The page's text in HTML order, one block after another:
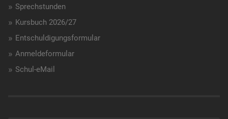
Sprechstunden
Kursbuch 2026/27
Entschuldigungsformular
Anmeldeformular
Schul-eMail